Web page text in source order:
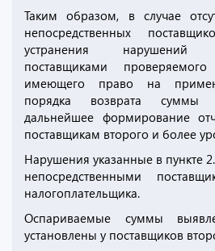
Таким образом, в случае
непосредственных
устранения нарушений
поставщиками проверяемого
имеющего право на
порядка возврата
дальнейшее формирование
поставщикам второго и более
Нарушения указанные в пункте
непосредственными
налогоплательщика.
Оспариваемые суммы
установлены у поставщиков